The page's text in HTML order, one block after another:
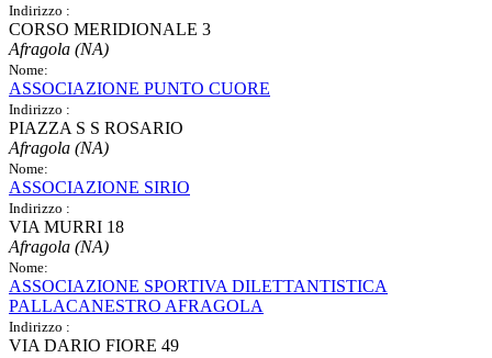
Indirizzo :
CORSO MERIDIONALE 3
Afragola (NA)
Nome:
ASSOCIAZIONE PUNTO CUORE
Indirizzo :
PIAZZA S S ROSARIO
Afragola (NA)
Nome:
ASSOCIAZIONE SIRIO
Indirizzo :
VIA MURRI 18
Afragola (NA)
Nome:
ASSOCIAZIONE SPORTIVA DILETTANTISTICA
PALLACANESTRO AFRAGOLA
Indirizzo :
VIA DARIO FIORE 49